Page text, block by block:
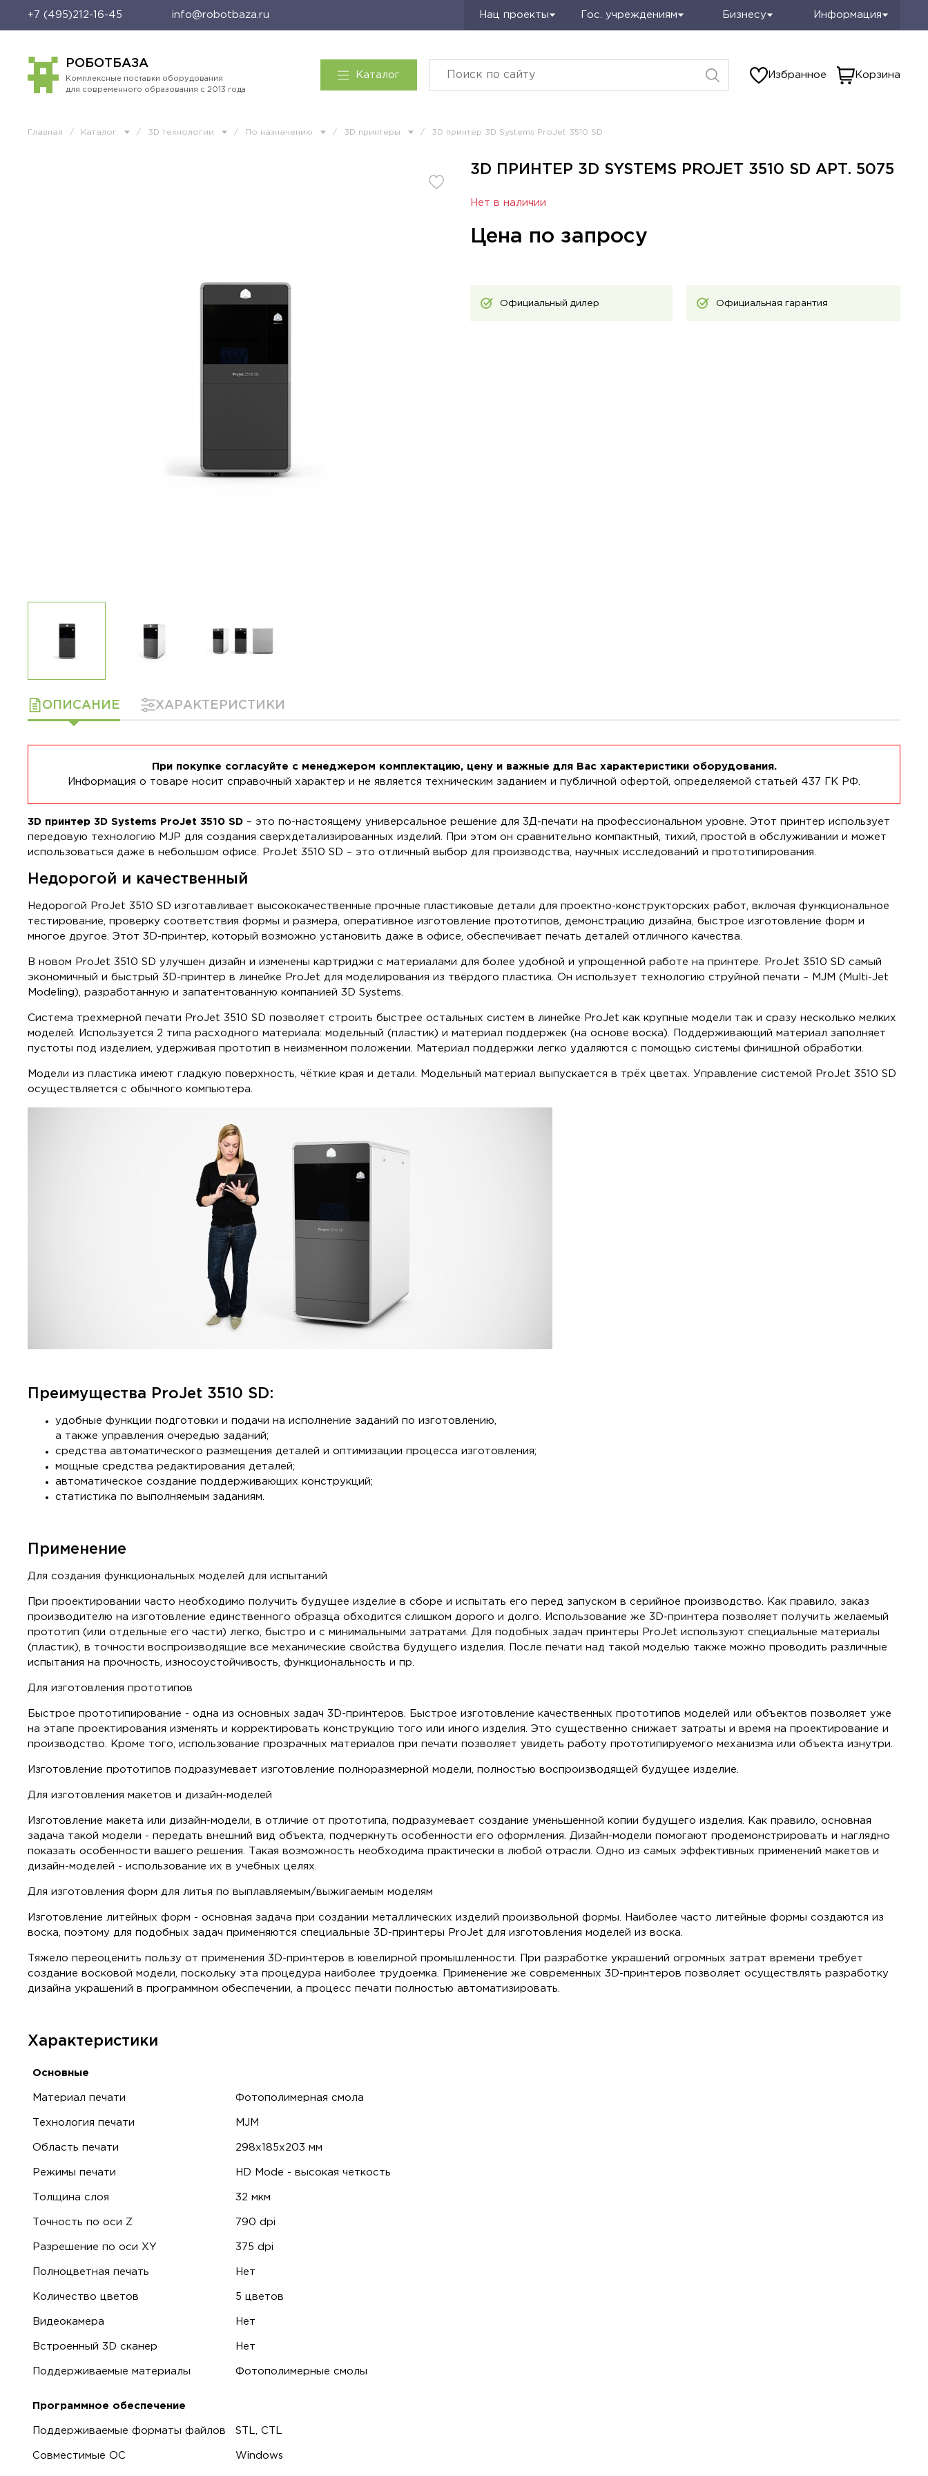
+7 (495)212-16-45 info@robotbaza.ru Нац проекты Гос. учреждениям Бизнесу Информация
РОБОТБАЗА
Комплексные поставки оборудования
для современного образования с 2013 года
Каталог Избранное Корзина
Главная / Каталог / 3D технологии / По назначению / 3D принтеры / 3D принтер 3D Systems ProJet 3510 SD
3D ПРИНТЕР 3D SYSTEMS PROJET 3510 SD АРТ. 5075
Нет в наличии
Цена по запросу
Официальный дилер Официальная гарантия
ОПИСАНИЕ ХАРАКТЕРИСТИКИ
При покупке согласуйте с менеджером комплектацию, цену и важные для Вас характеристики оборудования.
Информация о товаре носит справочный характер и не является техническим заданием и публичной офертой, определяемой статьей 437 ГК РФ.
3D принтер 3D Systems ProJet 3510 SD – это по-настоящему универсальное решение для 3Д-печати на профессиональном уровне. Этот принтер использует
передовую технологию MJP для создания сверхдетализированных изделий. При этом он сравнительно компактный, тихий, простой в обслуживании и может
использоваться даже в небольшом офисе. ProJet 3510 SD – это отличный выбор для производства, научных исследований и прототипирования.
Недорогой и качественный
Недорогой ProJet 3510 SD изготавливает высококачественные прочные пластиковые детали для проектно-конструкторских работ, включая функциональное
тестирование, проверку соответствия формы и размера, оперативное изготовление прототипов, демонстрацию дизайна, быстрое изготовление форм и
многое другое. Этот 3D-принтер, который возможно установить даже в офисе, обеспечивает печать деталей отличного качества.
В новом ProJet 3510 SD улучшен дизайн и изменены картриджи с материалами для более удобной и упрощенной работе на принтере. ProJet 3510 SD самый
экономичный и быстрый 3D-принтер в линейке ProJet для моделирования из твёрдого пластика. Он использует технологию струйной печати – MJM (Multi-Jet
Modeling), разработанную и запатентованную компанией 3D Systems.
Система трехмерной печати ProJet 3510 SD позволяет строить быстрее остальных систем в линейке ProJet как крупные модели так и сразу несколько мелких
моделей. Используется 2 типа расходного материала: модельный (пластик) и материал поддержек (на основе воска). Поддерживающий материал заполняет
пустоты под изделием, удерживая прототип в неизменном положении. Материал поддержки легко удаляются с помощью системы финишной обработки.
Модели из пластика имеют гладкую поверхность, чёткие края и детали. Модельный материал выпускается в трёх цветах. Управление системой ProJet 3510 SD
осуществляется с обычного компьютера.
Преимущества ProJet 3510 SD:
удобные функции подготовки и подачи на исполнение заданий по изготовлению,
а также управления очередью заданий;
средства автоматического размещения деталей и оптимизации процесса изготовления;
мощные средства редактирования деталей;
автоматическое создание поддерживающих конструкций;
статистика по выполняемым заданиям.
Применение
Для создания функциональных моделей для испытаний
При проектировании часто необходимо получить будущее изделие в сборе и испытать его перед запуском в серийное производство. Как правило, заказ
производителю на изготовление единственного образца обходится слишком дорого и долго. Использование же 3D-принтера позволяет получить желаемый
прототип (или отдельные его части) легко, быстро и с минимальными затратами. Для подобных задач принтеры ProJet используют специальные материалы
(пластик), в точности воспроизводящие все механические свойства будущего изделия. После печати над такой моделью также можно проводить различные
испытания на прочность, износоустойчивость, функциональность и пр.
Для изготовления прототипов
Быстрое прототипирование - одна из основных задач 3D-принтеров. Быстрое изготовление качественных прототипов моделей или объектов позволяет уже
на этапе проектирования изменять и корректировать конструкцию того или иного изделия. Это существенно снижает затраты и время на проектирование и
производство. Кроме того, использование прозрачных материалов при печати позволяет увидеть работу прототипируемого механизма или объекта изнутри.
Изготовление прототипов подразумевает изготовление полноразмерной модели, полностью воспроизводящей будущее изделие.
Для изготовления макетов и дизайн-моделей
Изготовление макета или дизайн-модели, в отличие от прототипа, подразумевает создание уменьшенной копии будущего изделия. Как правило, основная
задача такой модели - передать внешний вид объекта, подчеркнуть особенности его оформления. Дизайн-модели помогают продемонстрировать и наглядно
показать особенности вашего решения. Такая возможность необходима практически в любой отрасли. Одно из самых эффективных применений макетов и
дизайн-моделей - использование их в учебных целях.
Для изготовления форм для литья по выплавляемым/выжигаемым моделям
Изготовление литейных форм - основная задача при создании металлических изделий произвольной формы. Наиболее часто литейные формы создаются из
воска, поэтому для подобных задач применяются специальные 3D-принтеры ProJet для изготовления моделей из воска.
Тяжело переоценить пользу от применения 3D-принтеров в ювелирной промышленности. При разработке украшений огромных затрат времени требует
создание восковой модели, поскольку эта процедура наиболее трудоемка. Применение же современных 3D-принтеров позволяет осуществлять разработку
дизайна украшений в программном обеспечении, а процесс печати полностью автоматизировать.
Характеристики
Основные
Материал печати Фотополимерная смола
Технология печати MJM
Область печати 298x185x203 мм
Режимы печати HD Mode - высокая четкость
Толщина слоя 32 мкм
Точность по оси Z 790 dpi
Разрешение по оси XY 375 dpi
Полноцветная печать Нет
Количество цветов 5 цветов
Видеокамера Нет
Встроенный 3D сканер Нет
Поддерживаемые материалы Фотополимерные смолы
Программное обеспечение
Поддерживаемые форматы файлов STL, CTL
Совместимые ОС Windows